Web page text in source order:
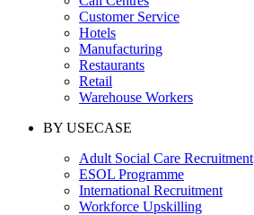
Customer Service
Hotels
Manufacturing
Restaurants
Retail
Warehouse Workers
BY USECASE
Adult Social Care Recruitment
ESOL Programme
International Recruitment
Workforce Upskilling